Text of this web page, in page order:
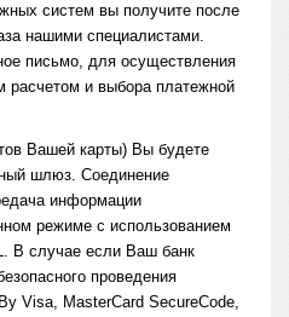
систем вы получите после
нашими специалистами.
письмо, для осуществления
расчетом и выбора платежной
Вашей карты) Вы будете
шлюз. Соединение
информации
режиме с использованием
В случае если Ваш банк
проведения
Visa, MasterCard SecureCode,